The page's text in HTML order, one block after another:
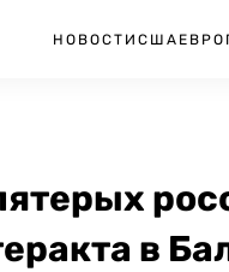
НОВОСТИ США
в